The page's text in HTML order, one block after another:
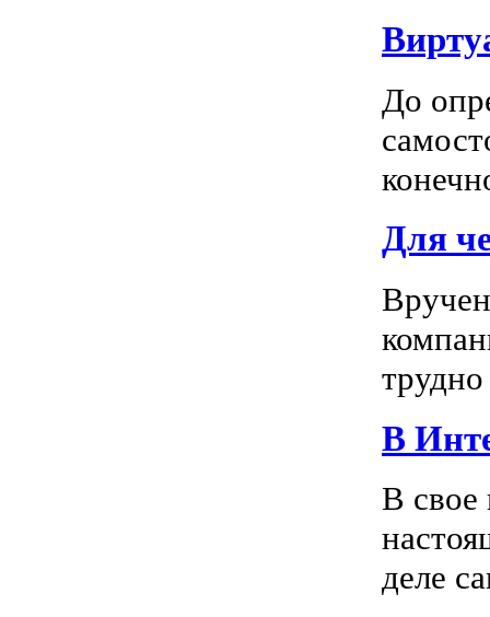
До
Для
В
В свое
деле